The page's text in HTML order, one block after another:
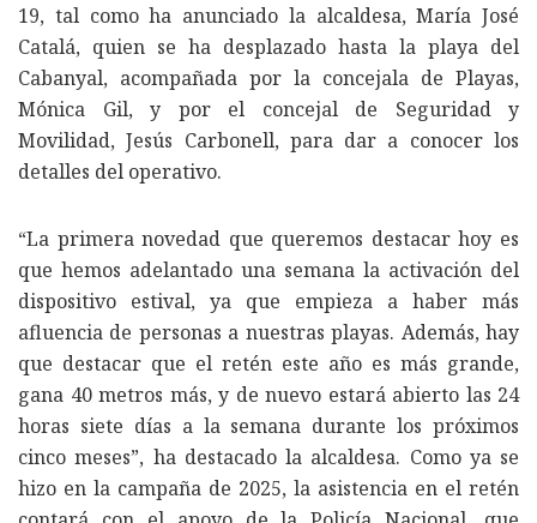
19, tal como ha anunciado la alcaldesa, María José
Catalá, quien se ha desplazado hasta la playa del
Cabanyal, acompañada por la concejala de Playas,
Mónica Gil, y por el concejal de Seguridad y
Movilidad, Jesús Carbonell, para dar a conocer los
detalles del operativo.
“La primera novedad que queremos destacar hoy es
que hemos adelantado una semana la activación del
dispositivo estival, ya que empieza a haber más
afluencia de personas a nuestras playas. Además, hay
que destacar que el retén este año es más grande,
gana 40 metros más, y de nuevo estará abierto las 24
horas siete días a la semana durante los próximos
cinco meses”, ha destacado la alcaldesa. Como ya se
hizo en la campaña de 2025, la asistencia en el retén